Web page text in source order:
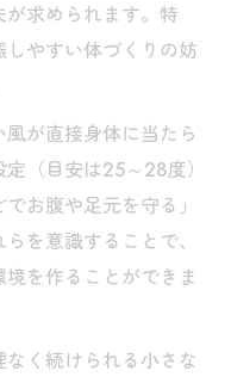
求められます。特
やすい体づくりの妨
が直接身体に当たら
（目安は25～28度）
お腹や足元を守る」
を意識することで、
を作ることができま
く続けられる小さな